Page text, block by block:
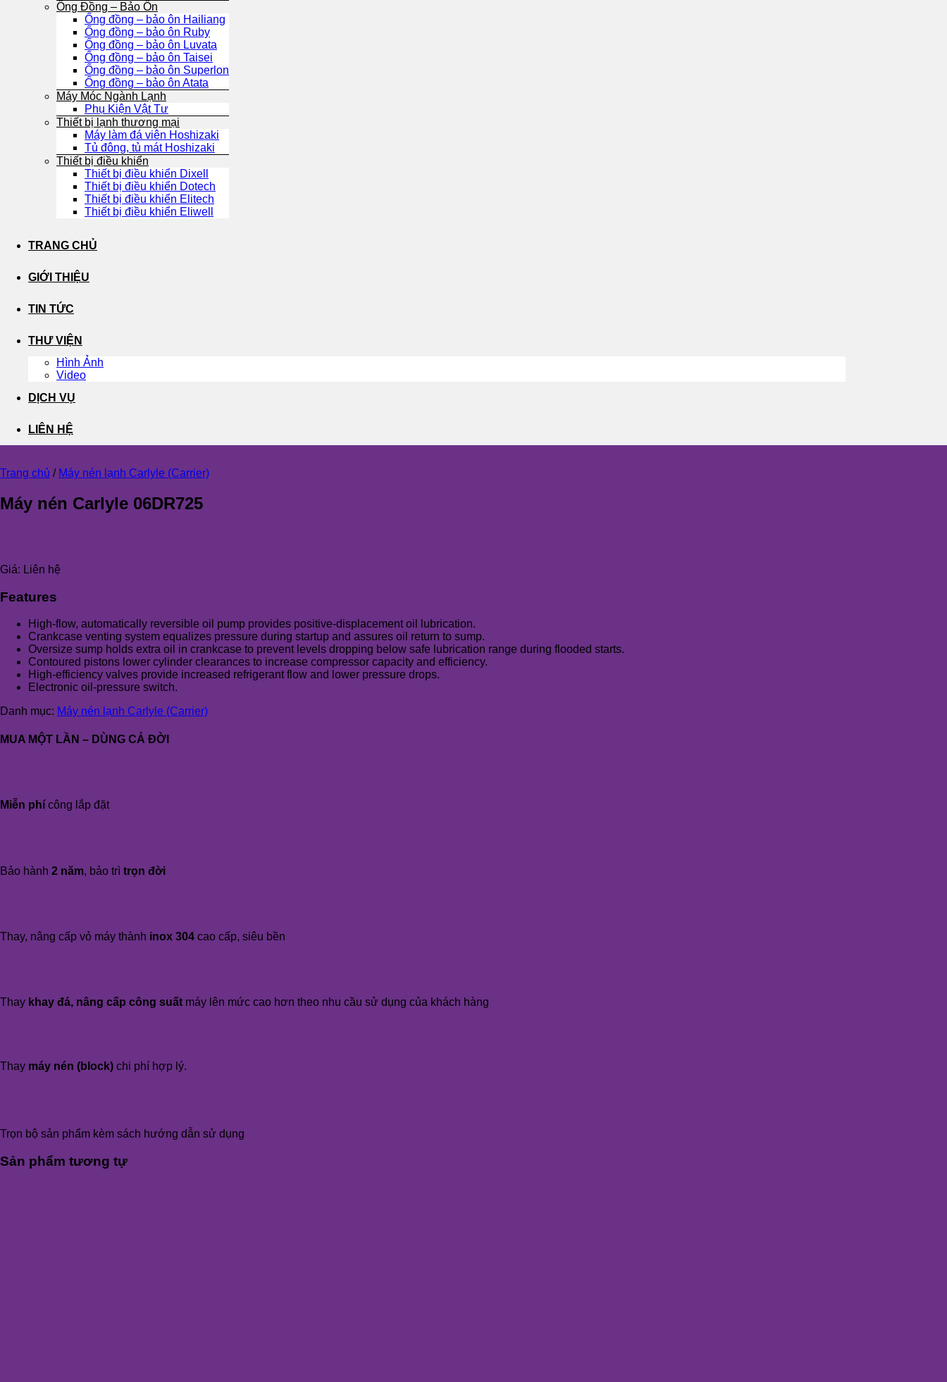
Ống Đồng – Bảo Ôn
Ống đồng – bảo ôn Hailiang
Ống đồng – bảo ôn Ruby
Ống đồng – bảo ôn Luvata
Ống đồng – bảo ôn Taisei
Ống đồng – bảo ôn Superlon
Ống đồng – bảo ôn Atata
Máy Móc Ngành Lạnh
Phụ Kiện Vật Tư
Thiết bị lạnh thương mại
Máy làm đá viên Hoshizaki
Tủ đông, tủ mát Hoshizaki
Thiết bị điều khiển
Thiết bị điều khiển Dixell
Thiết bị điều khiển Dotech
Thiết bị điều khiển Elitech
Thiết bị điều khiển Eliwell
TRANG CHỦ
GIỚI THIỆU
TIN TỨC
THƯ VIỆN
Hình Ảnh
Video
DỊCH VỤ
LIÊN HỆ
Trang chủ / Máy nén lạnh Carlyle (Carrier)
Máy nén Carlyle 06DR725
Giá: Liên hệ
Features
High-flow, automatically reversible oil pump provides positive-displacement oil lubrication.
Crankcase venting system equalizes pressure during startup and assures oil return to sump.
Oversize sump holds extra oil in crankcase to prevent levels dropping below safe lubrication range during flooded starts.
Contoured pistons lower cylinder clearances to increase compressor capacity and efficiency.
High-efficiency valves provide increased refrigerant flow and lower pressure drops.
Electronic oil-pressure switch.
Danh mục: Máy nén lạnh Carlyle (Carrier)
MUA MỘT LẦN – DÙNG CẢ ĐỜI
Miễn phí công lắp đặt
Bảo hành 2 năm, bảo trì trọn đời
Thay, nâng cấp vỏ máy thành inox 304 cao cấp, siêu bền
Thay khay đá, nâng cấp công suất máy lên mức cao hơn theo nhu cầu sử dụng của khách hàng
Thay máy nén (block) chi phí hợp lý.
Trọn bộ sản phẩm kèm sách hướng dẫn sử dụng
Sản phẩm tương tự